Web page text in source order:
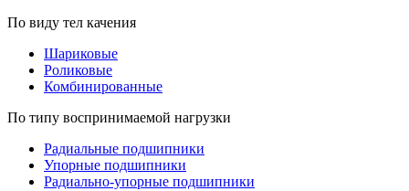
По виду тел качения
Шариковые
Роликовые
Комбинированные
По типу воспринимаемой нагрузки
Радиальные подшипники
Упорные подшипники
Радиально-упорные подшипники